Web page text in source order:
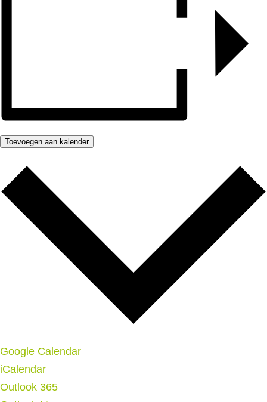
Toevoegen aan kalender
Google Calendar
iCalendar
Outlook 365